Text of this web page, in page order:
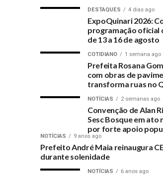
DESTAQUES 4 dias ago
ExpoQuinari 2026:
programação oficial
de 13 a 16 de agosto
COTIDIANO 1 semana ago
Prefeita Rosana
com obras de
transforma ruas no
NOTÍCIAS 2 semanas ago
Convenção de Alan
Sesc Bosque em ato
por forte apoio
NOTÍCIAS 9 anos ago
Prefeito André Maia reinaugura
durante solenidade
NOTÍCIAS 6 anos ago